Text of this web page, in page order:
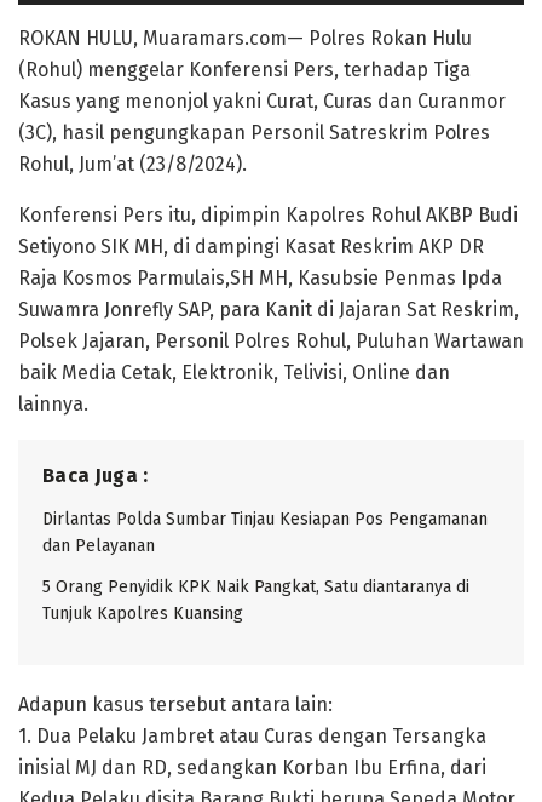
ROKAN HULU, Muaramars.com— Polres Rokan Hulu
(Rohul) menggelar Konferensi Pers, terhadap Tiga
Kasus yang menonjol yakni Curat, Curas dan Curanmor
(3C), hasil pengungkapan Personil Satreskrim Polres
Rohul, Jum’at (23/8/2024).
Konferensi Pers itu, dipimpin Kapolres Rohul AKBP Budi
Setiyono SIK MH, di dampingi Kasat Reskrim AKP DR
Raja Kosmos Parmulais,SH MH, Kasubsie Penmas Ipda
Suwamra Jonrefly SAP, para Kanit di Jajaran Sat Reskrim,
Polsek Jajaran, Personil Polres Rohul, Puluhan Wartawan
baik Media Cetak, Elektronik, Telivisi, Online dan
lainnya.
Baca Juga :
Dirlantas Polda Sumbar Tinjau Kesiapan Pos Pengamanan
dan Pelayanan
5 Orang Penyidik KPK Naik Pangkat, Satu diantaranya di
Tunjuk Kapolres Kuansing
Adapun kasus tersebut antara lain:
1. Dua Pelaku Jambret atau Curas dengan Tersangka
inisial MJ dan RD, sedangkan Korban Ibu Erfina, dari